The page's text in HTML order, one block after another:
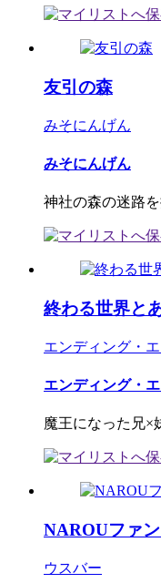
友引の森
みそにんげん
みそにんげん
神社の森の迷路
終わる世界と
エンディング・
エンディング・
魔王になった兄×
NAROUファ
ウスバー